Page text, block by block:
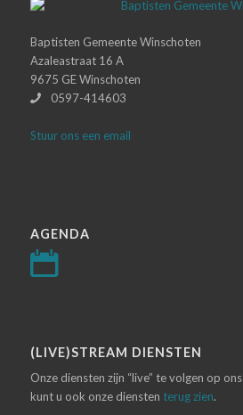
Baptisten Gemeente Winschoten
Azaleastraat 16 A
9675 GE Winschoten
0597-414603
Stuur ons een email
AGENDA
(LIVE)STREAM DIENSTEN
Onze diensten zijn “live” te volgen op ons
kunt u ook onze diensten terug zien.